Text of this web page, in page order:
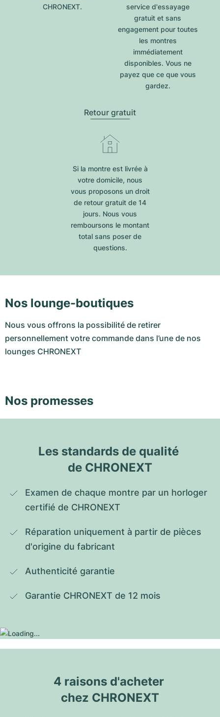
CHRONEXT.
service d'essayage
gratuit et sans
engagement pour toutes
les montres
immédiatement
disponibles. Vous ne
payez que ce que vous
gardez.
Retour gratuit
Si la montre est livrée à
votre domicile, nous
vous proposons un droit
de retour gratuit de 14
jours. Nous vous
remboursons le montant
total sans poser de
questions.
Nos lounge-boutiques
Nous vous offrons la possibilité de retirer
personnellement votre commande dans l’une de nos
lounges CHRONEXT
Nos promesses
Les standards de qualité
de CHRONEXT
Examen de chaque montre par un horloger
certifié de CHRONEXT
Réparation uniquement à partir de pièces
d'origine du fabricant
Authenticité garantie
Garantie CHRONEXT de 12 mois
4 raisons d'acheter
chez CHRONEXT